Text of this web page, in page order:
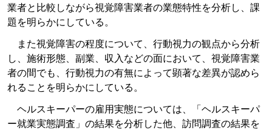
業者と比較しながら視覚障害業者の業態特性を分析し、課
題を明らかにしている。
また視覚障害の程度について、行動視力の観点から分析
し、施術形態、副業、収入などの面において、視覚障害業
者の間でも、行動視力の有無によって顕著な差異が認めら
れることを明らかにしている。
ヘルスキーパーの雇用実態については、「ヘルスキーパ
ー就業実態調査」の結果を分析した他、訪問調査の結果を